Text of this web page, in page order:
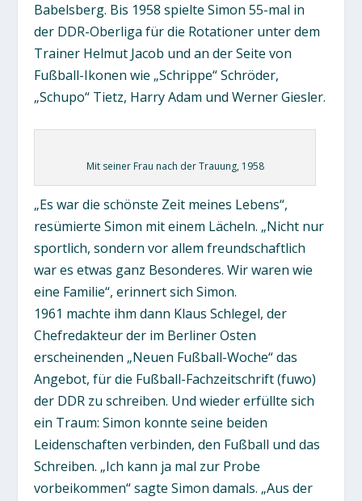
Babelsberg. Bis 1958 spielte Simon 55-mal in
der DDR-Oberliga für die Rotationer unter dem
Trainer Helmut Jacob und an der Seite von
Fußball-Ikonen wie „Schrippe“ Schröder,
„Schupo“ Tietz, Harry Adam und Werner Giesler.
Mit seiner Frau nach der Trauung, 1958
„Es war die schönste Zeit meines Lebens“,
resümierte Simon mit einem Lächeln. „Nicht nur
sportlich, sondern vor allem freundschaftlich
war es etwas ganz Besonderes. Wir waren wie
eine Familie“, erinnert sich Simon.
1961 machte ihm dann Klaus Schlegel, der
Chefredakteur der im Berliner Osten
erscheinenden „Neuen Fußball-Woche“ das
Angebot, für die Fußball-Fachzeitschrift (fuwo)
der DDR zu schreiben. Und wieder erfüllte sich
ein Traum: Simon konnte seine beiden
Leidenschaften verbinden, den Fußball und das
Schreiben. „Ich kann ja mal zur Probe
vorbeikommen“ sagte Simon damals. „Aus der